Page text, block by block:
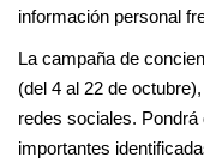
información personal
La campaña de
(del 4 al 22 de
redes sociales.
importantes